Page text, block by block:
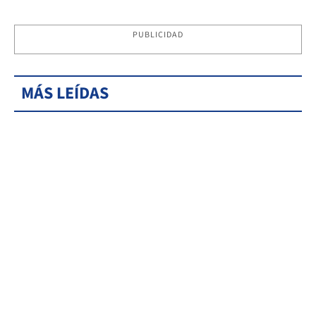
PUBLICIDAD
MÁS LEÍDAS